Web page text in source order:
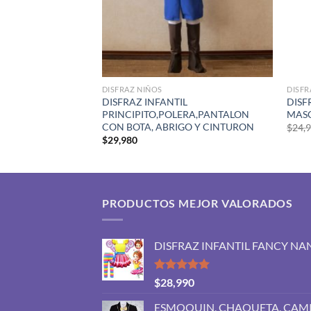
DISFRAZ NIÑOS
DISFRAZ INFANTIL
PRINCIPITO,POLERA,PANTALON
CON BOTA, ABRIGO Y CINTURON
$29,980
$
PRODUCTOS MEJOR VALORADOS
DISFRAZ INFANTIL FANCY
Valorado
con
de 5
$28,990
ESMOQUIN, CHAQUETA,